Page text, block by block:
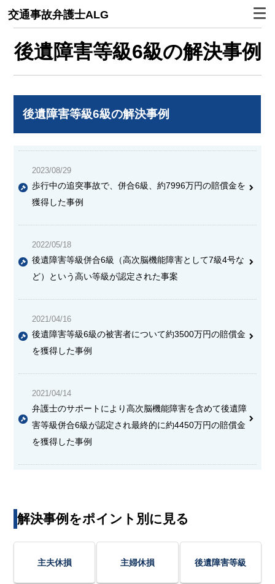
交通事故弁護士ALG
後遺障害等級6級の解決事例
後遺障害等級6級の解決事例
2023/08/29
歩行中の追突事故で、併合6級、約7996万円の賠償金を
獲得した事例
2022/05/18
後遺障害等級併合6級（高次脳機能障害として7級4号な
ど）という高い等級が認定された事案
2021/04/16
後遺障害等級6級の被害者について約3500万円の賠償金
を獲得した事例
2021/04/14
弁護士のサポートにより高次脳機能障害を含めて後遺障
害等級併合6級が認定され最終的に約4450万円の賠償金
を獲得した事例
解決事例をポイント別に見る
主夫休損 主婦休損 後遺障害等級